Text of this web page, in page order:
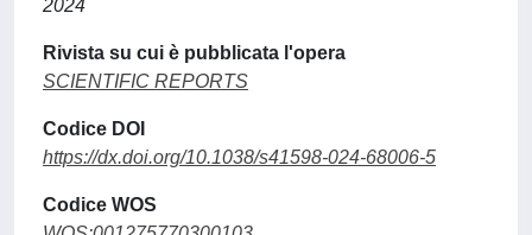
2024
Rivista su cui è pubblicata l'opera
SCIENTIFIC REPORTS
Codice DOI
https://dx.doi.org/10.1038/s41598-024-68006-5
Codice WOS